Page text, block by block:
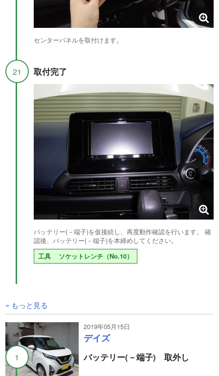
センターパネルを取付けます。
21 取付完了
バッテリー(－端子)を仮接続し、再度動作確認を行います。 確
認後、バッテリー(－端子)を本締めしてください。
工具
ソケットレンチ（No.10）
» もっと見る
2019年05月15日
デイズ
1 バッテリー(－端子) 取外し